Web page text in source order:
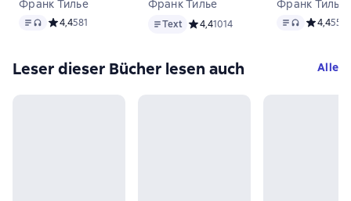
Франк Тилье
Text, Audioformat verfügbar
Средний рейтинг 4,4 на основе 581 оценок
4,4581
Франк Тилье
TextText Средний рейтинг 4,4 на основе
4,41014
Франк Тилье
Text, Средний
4,4551
Leser dieser Bücher lesen auch Alle